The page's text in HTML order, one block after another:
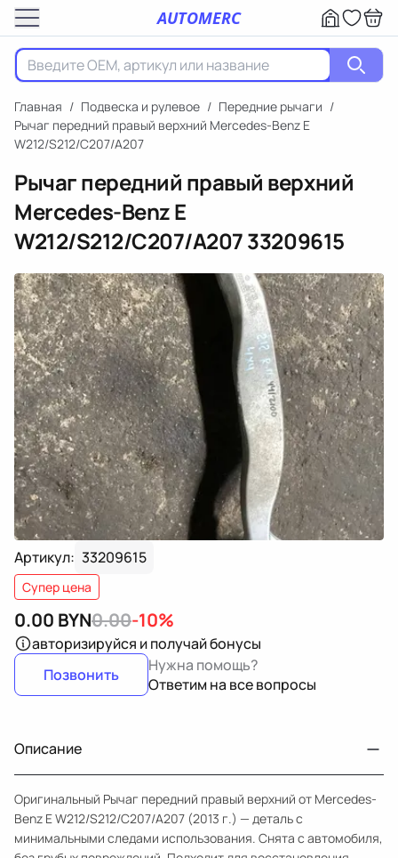
AUTOMERC
Главная / Подвеска и рулевое / Передние рычаги /
Рычаг передний правый верхний Mercedes-Benz E
W212/S212/C207/A207
Рычаг передний правый верхний
Mercedes-Benz E
W212/S212/C207/A20733209615
Артикул: 33209615
Супер цена
0.00 BYN0.00-10%
авторизируйся и получай бонусы
Позвонить
Нужна помощь?
Ответим на все вопросы
Описание
Оригинальный Рычаг передний правый верхний от Mercedes-
Benz E W212/S212/C207/A207 (2013 г.) — деталь с
минимальными следами использования. Снята с автомобиля,